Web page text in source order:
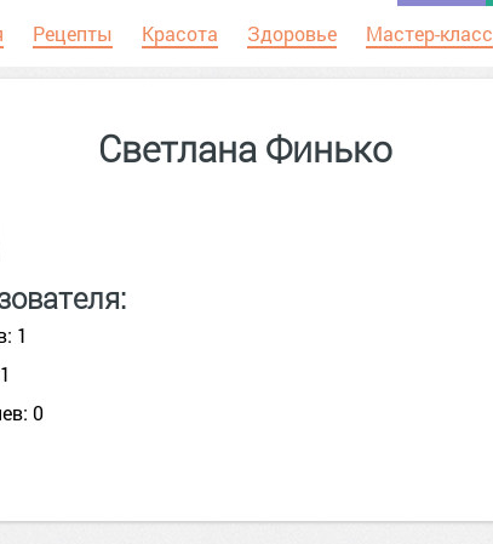
Рецепты Красота Здоровье Мастер-класс
Светлана Финько
1
0